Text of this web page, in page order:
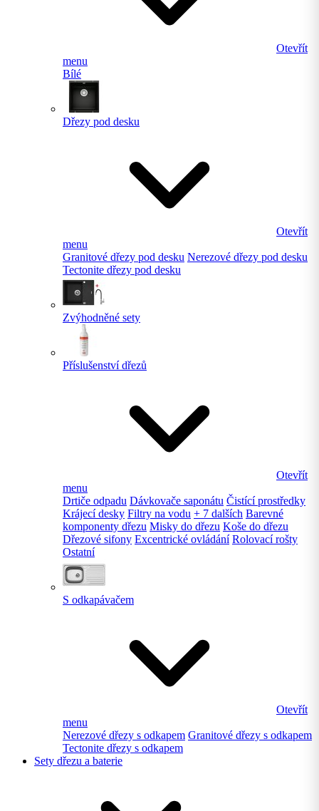
Otevřít
menu
Bílé
Dřezy pod desku
Otevřít
menu
Granitové dřezy pod desku Nerezové dřezy pod desku
Tectonite dřezy pod desku
Zvýhodněné sety
Příslušenství dřezů
Otevřít
menu
Drtiče odpadu Dávkovače saponátu Čistící prostředky
Krájecí desky Filtry na vodu + 7 dalších Barevné
komponenty dřezu Misky do dřezu Koše do dřezu
Dřezové sifony Excentrické ovládání Rolovací rošty
Ostatní
S odkapávačem
Otevřít
menu
Nerezové dřezy s odkapem Granitové dřezy s odkapem
Tectonite dřezy s odkapem
Sety dřezu a baterie